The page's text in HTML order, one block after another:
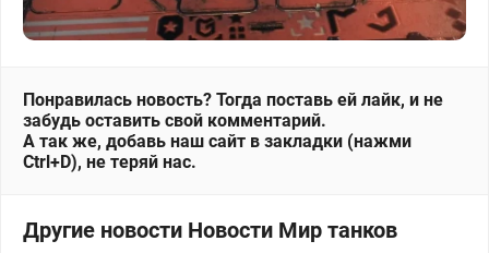
Понравилась новость? Тогда поставь ей лайк, и не
забудь оставить свой комментарий.
А так же, добавь наш сайт в закладки (нажми
Ctrl+D), не теряй нас.
Другие новости Новости Мир танков